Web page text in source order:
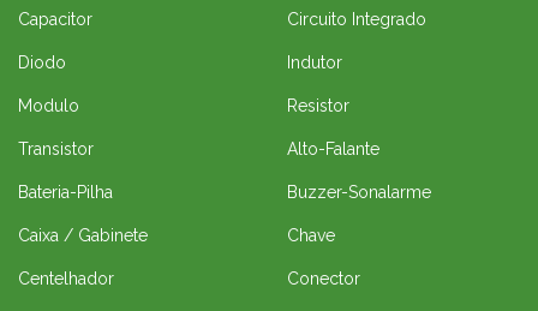
Capacitor Circuito Integrado
Diodo Indutor
Modulo Resistor
Transistor Alto-Falante
Bateria-Pilha Buzzer-Sonalarme
Caixa / Gabinete Chave
Centelhador Conector